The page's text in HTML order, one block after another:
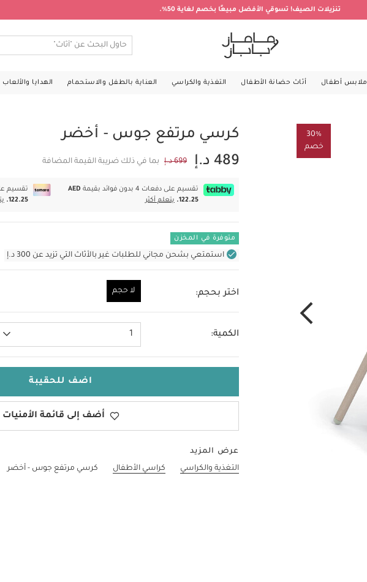
تنزيلات الصيف! تسوقي الأفضل مبيعًا بخصم لغاية 50%.
ملابس أطفال أثاث حضانة الأطفال التغذية والكراسي العناية بالطفل والاستحمام الهدايا والألعاب
30%
خصم
كرسي مرتفع جوس - أخضر
489 د.إ
699 د.إ بما في ذلك ضريبة القيمة المضافة
تقسيم على دفعات 4 بدون فوائد بقيمة
AED
122.25.
يتعلم أكثر
تقسيم على دفعات
122.25.
متوفرة في المخزن
استمتعي بشحن مجاني للطلبات غير بالأثاث التي تزيد عن 300 د.إ
اختر بحجم: لا حجم
الكمية: 1
اضف للحقيبة
أضف إلى قائمة الأمنيات
عرض المزيد
التغذية والكراسي
كراسي الأطفال كرسي مرتفع جوس - أخضر